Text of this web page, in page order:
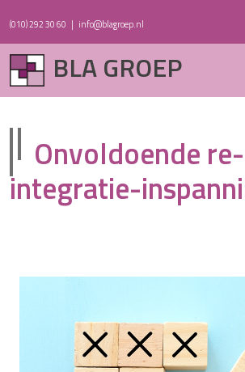
(010) 292 30 60 | info@blagroep.nl
BLA GROEP
Onvoldoende re-
integratie-